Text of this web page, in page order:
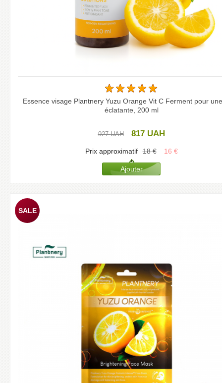
Essence visage Plantnery Yuzu Orange Vit C Ferment pour
éclatante, 200 ml
927UAH 817 UAH
Prix approximatif 18€ 16 €